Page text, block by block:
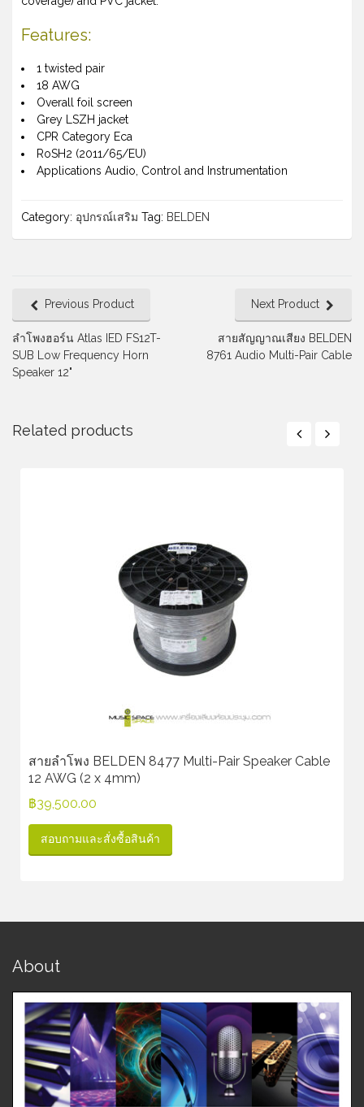
Features:
1 twisted pair
18 AWG
Overall foil screen
Grey LSZH jacket
CPR Category Eca
RoSH2 (2011/65/EU)
Applications Audio, Control and Instrumentation
Category: อุปกรณ์เสริม Tag: BELDEN
Previous Product
ลำโพงฮอร์น Atlas IED FS12T-
SUB Low Frequency Horn
Speaker 12"
Next Product
สายสัญญาณเสียง BELDEN
8761 Audio Multi-Pair Cable
Related products
สายลำโพง BELDEN 8477 Multi-Pair Speaker Cable
12 AWG (2 x 4mm)
฿39,500.00
สอบถามและสั่งซื้อสินค้า
About